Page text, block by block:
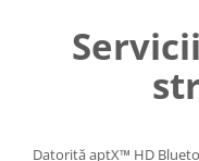
Datorită aptX™ HD